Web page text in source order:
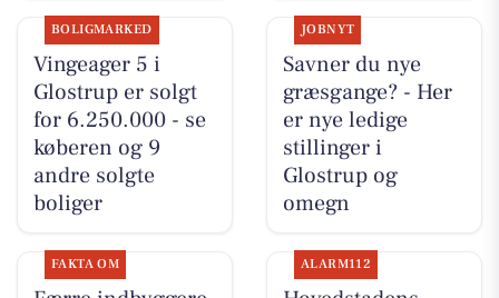
BOLIGMARKED
Vingeager 5 i
Glostrup er solgt
for 6.250.000 - se
køberen og 9
andre solgte
boliger
JOBNYT
Savner du nye
græsgange? - Her
er nye ledige
stillinger i
Glostrup og
omegn
FAKTA OM ALARM112